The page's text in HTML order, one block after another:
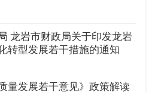
龙岩市财政局关于印发龙岩
转型发展若干措施的通知
量发展若干意见》政策解读